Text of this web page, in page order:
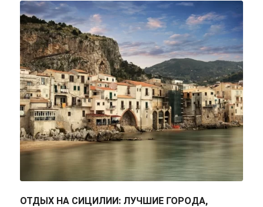
ОТДЫХ НА СИЦИЛИИ: ЛУЧШИЕ ГОРОДА,